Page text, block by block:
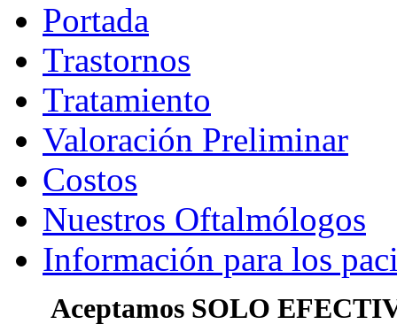
Portada
Trastornos
Tratamiento
Valoración Preliminar
Costos
Nuestros Oftalmólogos
Información para los
Aceptamos SOLO